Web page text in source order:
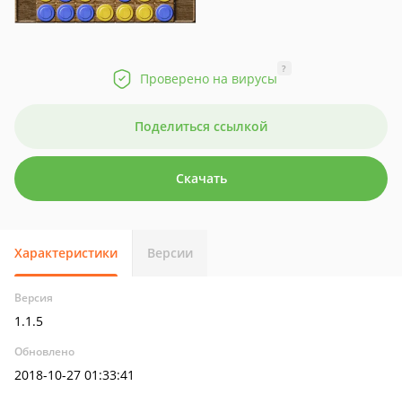
Проверено на вирусы
?
Поделиться ссылкой
Скачать
Характеристики Версии
Версия
1.1.5
Обновлено
2018-10-27 01:33:41